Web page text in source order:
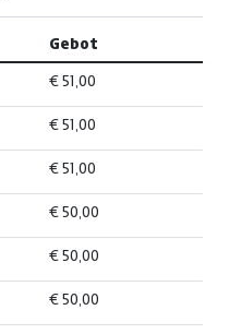
Gebot
€ 51,00
€ 51,00
€ 51,00
€ 50,00
€ 50,00
€ 50,00